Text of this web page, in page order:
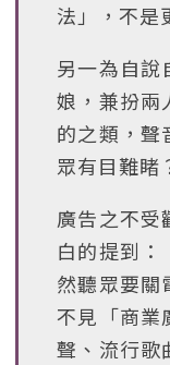
法」，不是
另一為自說
娘，兼扮兩
的之類，聲
眾有目難睹
廣告之不受
白的提到：
然聽眾要關
不見「商業
聲、流行歌